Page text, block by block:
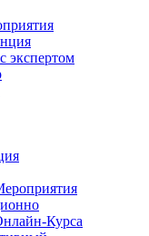
экспертом
Курса